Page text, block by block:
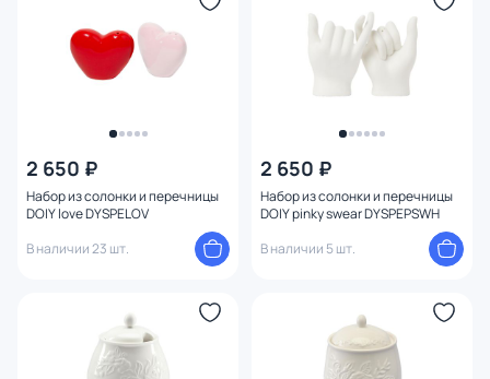
2 650 ₽
Набор из солонки и перечницы
DOIY love DYSPELOV
В наличии 23 шт.
2 650 ₽
Набор из солонки и перечницы
DOIY pinky swear DYSPEPSWH
В наличии 5 шт.